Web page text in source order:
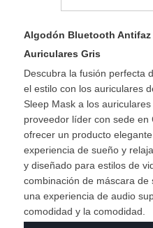
Algodón Bluetooth Antifaz
Auriculares Gris
Descubra la fusión perfecta
el estilo con los auriculares
Sleep Mask a los
proveedor líder con sede en
ofrecer un producto
experiencia de sueño y
y diseñado para estilos de
combinación de máscara
una experiencia de audio
comodidad y la comodidad.